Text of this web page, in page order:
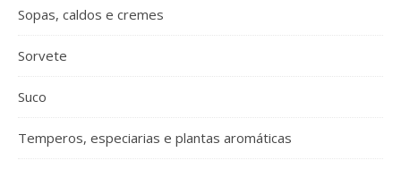
Sopas, caldos e cremes
Sorvete
Suco
Temperos, especiarias e plantas aromáticas